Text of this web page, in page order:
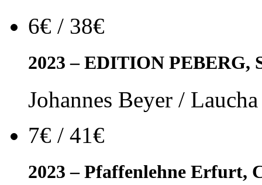
6€ / 38€
2023 – EDITION PEBERG,
Johannes Beyer /
7€ / 41€
2023 – Pfaffenlehne Erfurt,